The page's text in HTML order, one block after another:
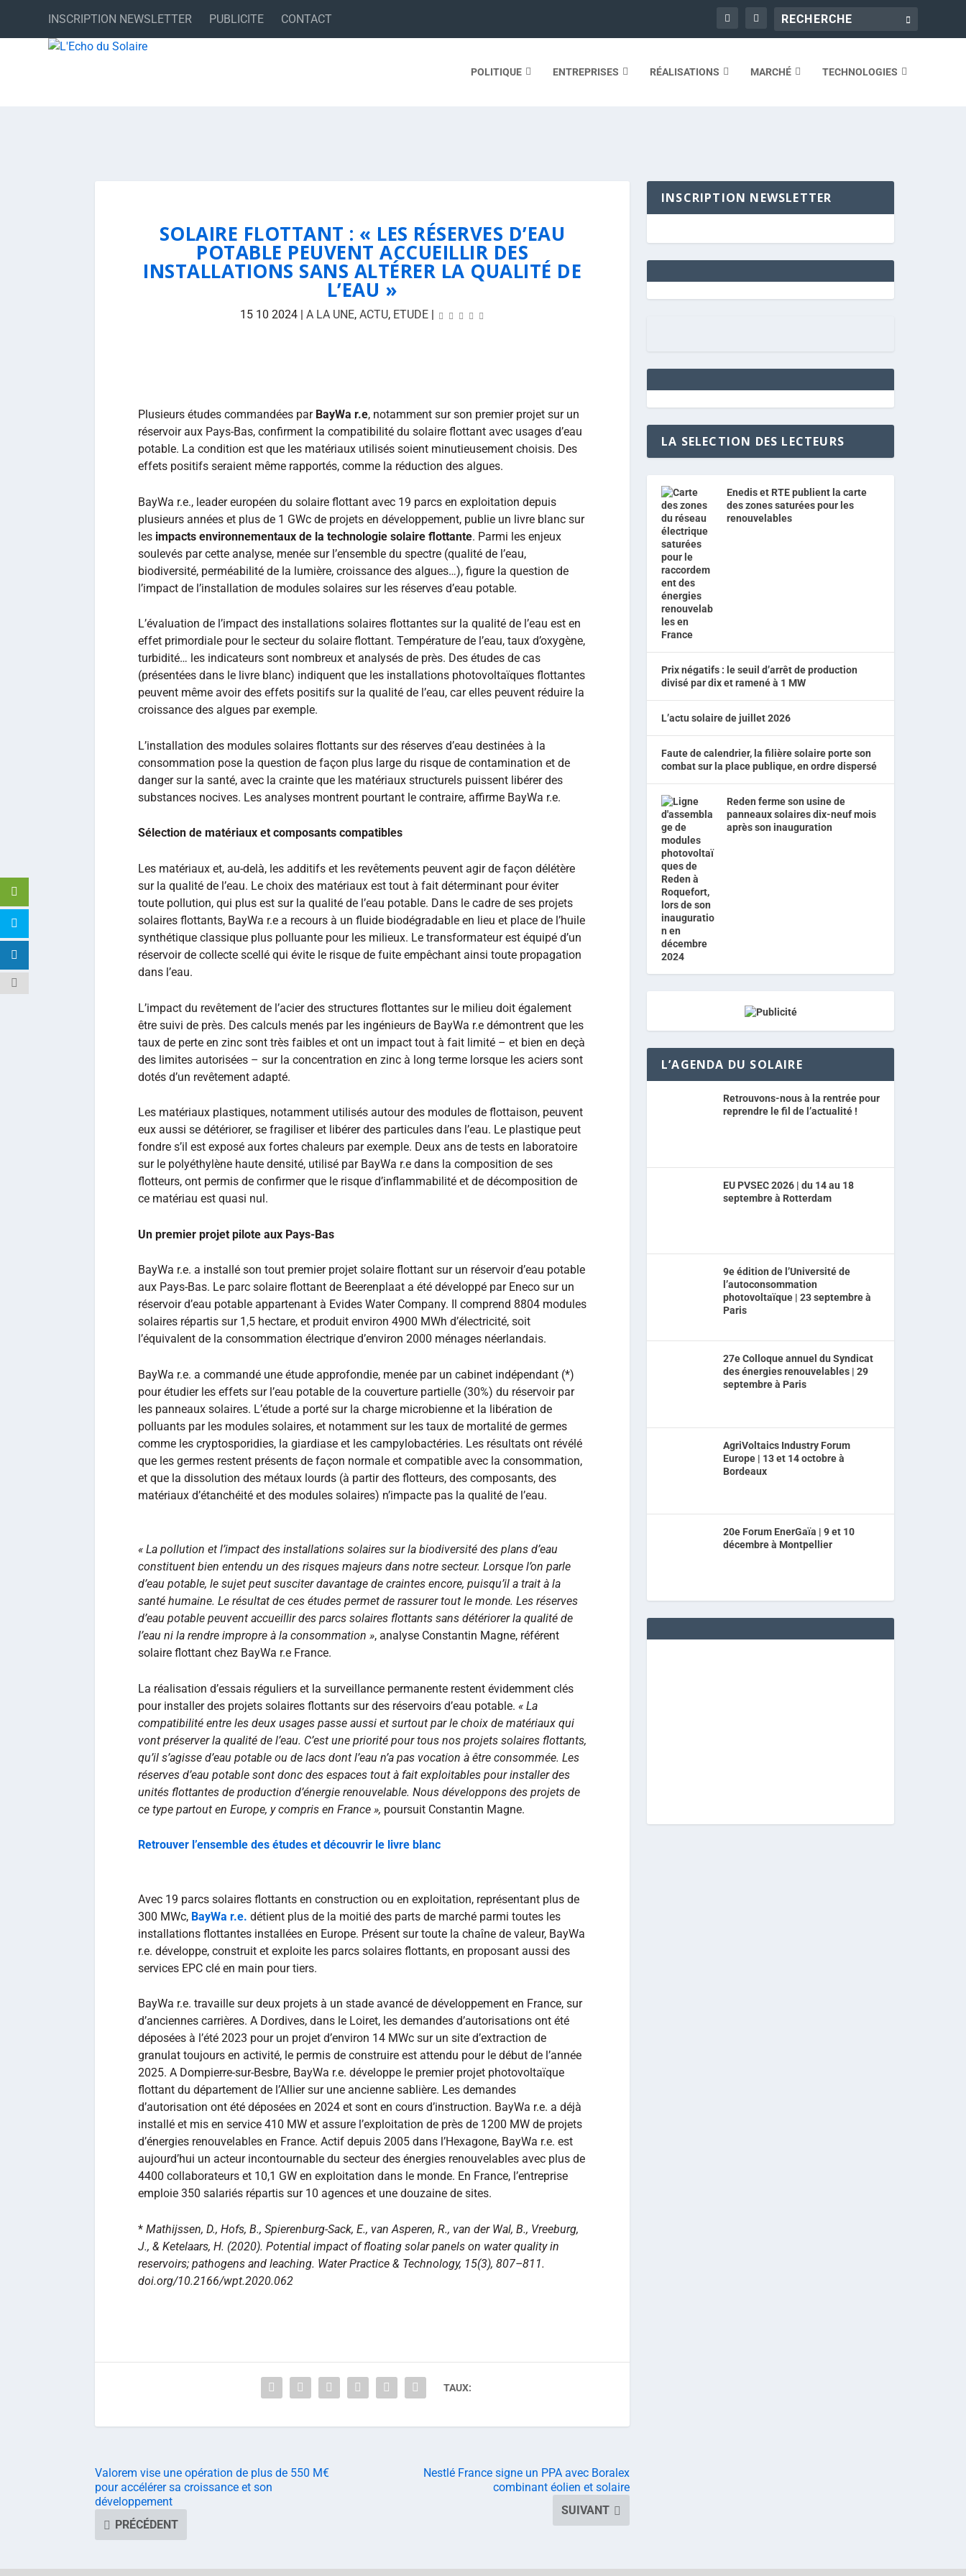
INSCRIPTION NEWSLETTER PUBLICITE CONTACT
POLITIQUE ENTREPRISES RÉALISATIONS MARCHÉ TECHNOLOGIES
SOLAIRE FLOTTANT : « LES RÉSERVES D’EAU
POTABLE PEUVENT ACCUEILLIR DES
INSTALLATIONS SANS ALTÉRER LA QUALITÉ DE
L’EAU »
15 10 2024 | A LA UNE, ACTU, ETUDE |
Plusieurs études commandées par BayWa r.e, notamment sur son premier projet sur un
réservoir aux Pays-Bas, confirment la compatibilité du solaire flottant avec usages d’eau
potable. La condition est que les matériaux utilisés soient minutieusement choisis. Des
effets positifs seraient même rapportés, comme la réduction des algues.
BayWa r.e., leader européen du solaire flottant avec 19 parcs en exploitation depuis
plusieurs années et plus de 1 GWc de projets en développement, publie un livre blanc sur
les impacts environnementaux de la technologie solaire flottante. Parmi les enjeux
soulevés par cette analyse, menée sur l’ensemble du spectre (qualité de l’eau,
biodiversité, perméabilité de la lumière, croissance des algues…), figure la question de
l’impact de l’installation de modules solaires sur les réserves d’eau potable.
L’évaluation de l’impact des installations solaires flottantes sur la qualité de l’eau est en
effet primordiale pour le secteur du solaire flottant. Température de l’eau, taux d’oxygène,
turbidité… les indicateurs sont nombreux et analysés de près. Des études de cas
(présentées dans le livre blanc) indiquent que les installations photovoltaïques flottantes
peuvent même avoir des effets positifs sur la qualité de l’eau, car elles peuvent réduire la
croissance des algues par exemple.
L’installation des modules solaires flottants sur des réserves d’eau destinées à la
consommation pose la question de façon plus large du risque de contamination et de
danger sur la santé, avec la crainte que les matériaux structurels puissent libérer des
substances nocives. Les analyses montrent pourtant le contraire, affirme BayWa r.e.
Sélection de matériaux et composants compatibles
Les matériaux et, au-delà, les additifs et les revêtements peuvent agir de façon délétère
sur la qualité de l’eau. Le choix des matériaux est tout à fait déterminant pour éviter
toute pollution, qui plus est sur la qualité de l’eau potable. Dans le cadre de ses projets
solaires flottants, BayWa r.e a recours à un fluide biodégradable en lieu et place de l’huile
synthétique classique plus polluante pour les milieux. Le transformateur est équipé d’un
réservoir de collecte scellé qui évite le risque de fuite empêchant ainsi toute propagation
dans l’eau.
L’impact du revêtement de l’acier des structures flottantes sur le milieu doit également
être suivi de près. Des calculs menés par les ingénieurs de BayWa r.e démontrent que les
taux de perte en zinc sont très faibles et ont un impact tout à fait limité – et bien en deçà
des limites autorisées – sur la concentration en zinc à long terme lorsque les aciers sont
dotés d’un revêtement adapté.
Les matériaux plastiques, notamment utilisés autour des modules de flottaison, peuvent
eux aussi se détériorer, se fragiliser et libérer des particules dans l’eau. Le plastique peut
fondre s’il est exposé aux fortes chaleurs par exemple. Deux ans de tests en laboratoire
sur le polyéthylène haute densité, utilisé par BayWa r.e dans la composition de ses
flotteurs, ont permis de confirmer que le risque d’inflammabilité et de décomposition de
ce matériau est quasi nul.
Un premier projet pilote aux Pays-Bas
BayWa r.e. a installé son tout premier projet solaire flottant sur un réservoir d’eau potable
aux Pays-Bas. Le parc solaire flottant de Beerenplaat a été développé par Eneco sur un
réservoir d’eau potable appartenant à Evides Water Company. Il comprend 8804 modules
solaires répartis sur 1,5 hectare, et produit environ 4900 MWh d’électricité, soit
l’équivalent de la consommation électrique d’environ 2000 ménages néerlandais.
BayWa r.e. a commandé une étude approfondie, menée par un cabinet indépendant (*)
pour étudier les effets sur l’eau potable de la couverture partielle (30%) du réservoir par
les panneaux solaires. L’étude a porté sur la charge microbienne et la libération de
polluants par les modules solaires, et notamment sur les taux de mortalité de germes
comme les cryptosporidies, la giardiase et les campylobactéries. Les résultats ont révélé
que les germes restent présents de façon normale et compatible avec la consommation,
et que la dissolution des métaux lourds (à partir des flotteurs, des composants, des
matériaux d’étanchéité et des modules solaires) n’impacte pas la qualité de l’eau.
« La pollution et l’impact des installations solaires sur la biodiversité des plans d’eau
constituent bien entendu un des risques majeurs dans notre secteur. Lorsque l’on parle
d’eau potable, le sujet peut susciter davantage de craintes encore, puisqu’il a trait à la
santé humaine. Le résultat de ces études permet de rassurer tout le monde. Les réserves
d’eau potable peuvent accueillir des parcs solaires flottants sans détériorer la qualité de
l’eau ni la rendre impropre à la consommation », analyse Constantin Magne, référent
solaire flottant chez BayWa r.e France.
La réalisation d’essais réguliers et la surveillance permanente restent évidemment clés
pour installer des projets solaires flottants sur des réservoirs d’eau potable. « La
compatibilité entre les deux usages passe aussi et surtout par le choix de matériaux qui
vont préserver la qualité de l’eau. C’est une priorité pour tous nos projets solaires flottants,
qu’il s’agisse d’eau potable ou de lacs dont l’eau n’a pas vocation à être consommée. Les
réserves d’eau potable sont donc des espaces tout à fait exploitables pour installer des
unités flottantes de production d’énergie renouvelable. Nous développons des projets de
ce type partout en Europe, y compris en France », poursuit Constantin Magne.
Retrouver l’ensemble des études et découvrir le livre blanc
Avec 19 parcs solaires flottants en construction ou en exploitation, représentant plus de
300 MWc, BayWa r.e. détient plus de la moitié des parts de marché parmi toutes les
installations flottantes installées en Europe. Présent sur toute la chaîne de valeur, BayWa
r.e. développe, construit et exploite les parcs solaires flottants, en proposant aussi des
services EPC clé en main pour tiers.
BayWa r.e. travaille sur deux projets à un stade avancé de développement en France, sur
d’anciennes carrières. A Dordives, dans le Loiret, les demandes d’autorisations ont été
déposées à l’été 2023 pour un projet d’environ 14 MWc sur un site d’extraction de
granulat toujours en activité, le permis de construire est attendu pour le début de l’année
2025. A Dompierre-sur-Besbre, BayWa r.e. développe le premier projet photovoltaïque
flottant du département de l’Allier sur une ancienne sablière. Les demandes
d’autorisation ont été déposées en 2024 et sont en cours d’instruction. BayWa r.e. a déjà
installé et mis en service 410 MW et assure l’exploitation de près de 1200 MW de projets
d’énergies renouvelables en France. Actif depuis 2005 dans l’Hexagone, BayWa r.e. est
aujourd’hui un acteur incontournable du secteur des énergies renouvelables avec plus de
4400 collaborateurs et 10,1 GW en exploitation dans le monde. En France, l’entreprise
emploie 350 salariés répartis sur 10 agences et une douzaine de sites.
* Mathijssen, D., Hofs, B., Spierenburg-Sack, E., van Asperen, R., van der Wal, B., Vreeburg,
J., & Ketelaars, H. (2020). Potential impact of floating solar panels on water quality in
reservoirs; pathogens and leaching. Water Practice & Technology, 15(3), 807–811.
doi.org/10.2166/wpt.2020.062
TAUX:
Valorem vise une opération de plus de 550 M€
pour accélérer sa croissance et son
développement
PRÉCÉDENT
Nestlé France signe un PPA avec Boralex
combinant éolien et solaire
SUIVANT
INSCRIPTION NEWSLETTER
LA SELECTION DES LECTEURS
Enedis et RTE publient la carte
des zones saturées pour les
renouvelables
Prix négatifs : le seuil d’arrêt de production
divisé par dix et ramené à 1 MW
L’actu solaire de juillet 2026
Faute de calendrier, la filière solaire porte son
combat sur la place publique, en ordre dispersé
Reden ferme son usine de
panneaux solaires dix-neuf mois
après son inauguration
L’AGENDA DU SOLAIRE
Retrouvons-nous à la rentrée pour
reprendre le fil de l’actualité !
EU PVSEC 2026 | du 14 au 18
septembre à Rotterdam
9e édition de l’Université de
l’autoconsommation
photovoltaïque | 23 septembre à
Paris
27e Colloque annuel du Syndicat
des énergies renouvelables | 29
septembre à Paris
AgriVoltaics Industry Forum
Europe | 13 et 14 octobre à
Bordeaux
20e Forum EnerGaïa | 9 et 10
décembre à Montpellier